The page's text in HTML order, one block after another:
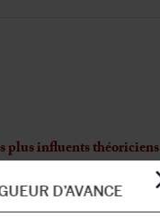
plus influents théoriciens
D’AVANCE